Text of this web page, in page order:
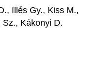
Illés Gy., Kiss M.,
Kákonyi D.